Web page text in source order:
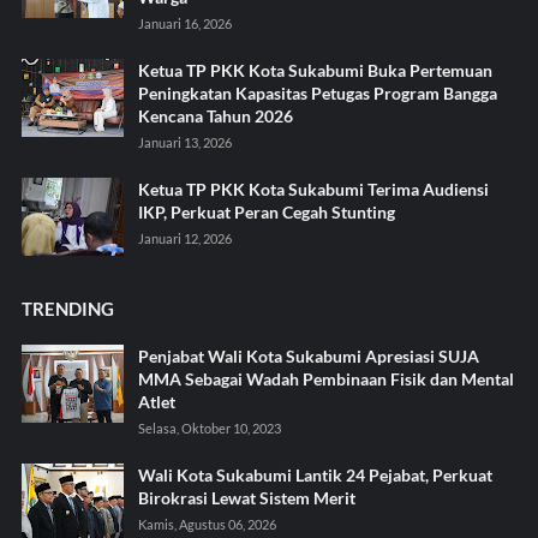
Januari 16, 2026
Ketua TP PKK Kota Sukabumi Buka Pertemuan
Peningkatan Kapasitas Petugas Program Bangga
Kencana Tahun 2026
Januari 13, 2026
Ketua TP PKK Kota Sukabumi Terima Audiensi
IKP, Perkuat Peran Cegah Stunting
Januari 12, 2026
TRENDING
Penjabat Wali Kota Sukabumi Apresiasi SUJA
MMA Sebagai Wadah Pembinaan Fisik dan Mental
Atlet
Selasa, Oktober 10, 2023
Wali Kota Sukabumi Lantik 24 Pejabat, Perkuat
Birokrasi Lewat Sistem Merit
Kamis, Agustus 06, 2026